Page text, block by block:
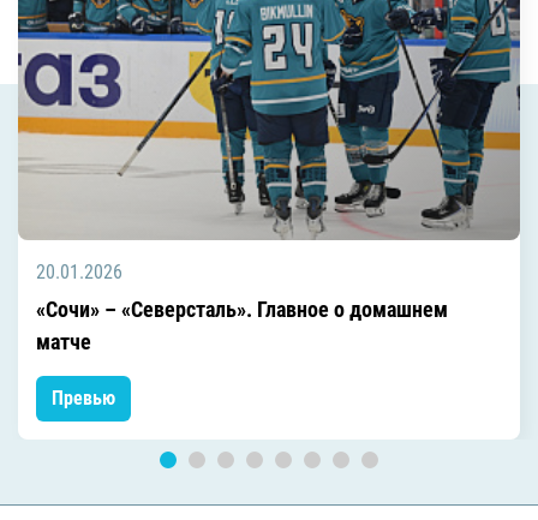
20.01.2026
«Сочи» – «Северсталь». Главное о домашнем
матче
Превью